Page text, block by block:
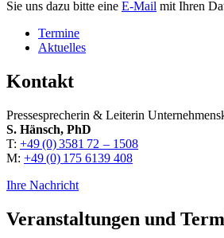
Sie uns dazu bitte eine E-Mail mit Ihren
Termine
Aktuelles
Kontakt
Pressesprecherin & Leiterin
S. Hänsch, PhD
T: +49 (0) 3581 72 – 1508
M: +49 (0) 175 6139 408
Ihre Nachricht
Veranstaltungen und